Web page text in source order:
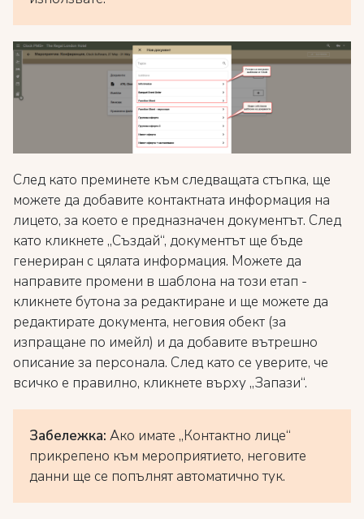
След като преминете към следващата стъпка, ще
можете да добавите контактната информация на
лицето, за което е предназначен документът. След
като кликнете „Създай“, документът ще бъде
генериран с цялата информация. Можете да
направите промени в шаблона на този етап -
кликнете бутона за редактиране и ще можете да
редактирате документа, неговия обект (за
изпращане по имейл) и да добавите вътрешно
описание за персонала. След като се уверите, че
всичко е правилно, кликнете върху „Запази“.
Забележка: Ако имате „Контактно лице“
прикрепено към мероприятието, неговите
данни ще се попълнят автоматично тук.